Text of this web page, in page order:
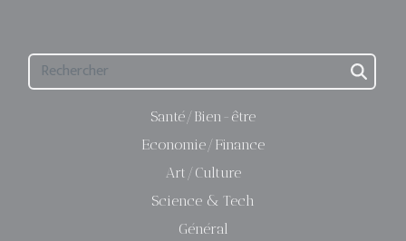
Santé/Bien-être
Economie/Finance
Art/Culture
Science & Tech
Général